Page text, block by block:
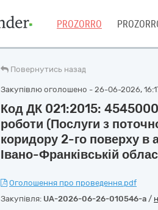
PROZORRO
Повернутись назад
Закупівлю оголошено - 26-06-2026,
Код ДК 021:2015:
роботи (Послуги з
коридору 2-го поверху в
Івано-Франківській
Оголошення про проведення.pdf
Закупівля: UA-2026-06-26-010546-a /